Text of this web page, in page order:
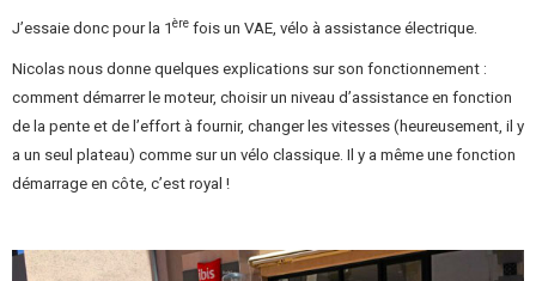
J’essaie donc pour la 1ère fois un VAE, vélo à assistance électrique.
Nicolas nous donne quelques explications sur son fonctionnement :
comment démarrer le moteur, choisir un niveau d’assistance en fonction
de la pente et de l’effort à fournir, changer les vitesses (heureusement, il y
a un seul plateau) comme sur un vélo classique. Il y a même une fonction
démarrage en côte, c’est royal !